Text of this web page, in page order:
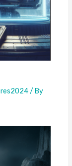
/ By